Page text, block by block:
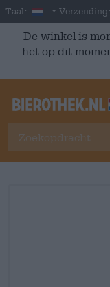
Skip to main content
Taal: Dutch
Verzending:
De winkel is
het op dit